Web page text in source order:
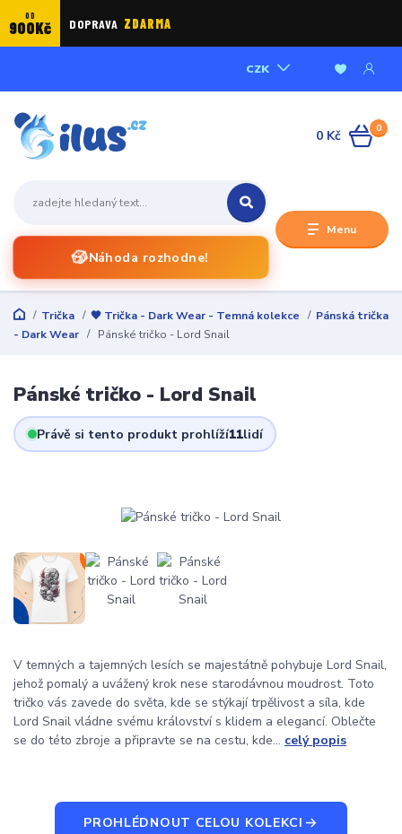
OD
900Kč DOPRAVA ZDARMA
Menu
CZK
🎲Náhoda rozhodne!
0
0 Kč
Trička 🖤 Trička - Dark Wear - Temná kolekce
Pánská trička
- Dark Wear
Pánské tričko - Lord Snail
Pánské tričko - Lord Snail
Právě si tento produkt prohlíží11lidí
V temných a tajemných lesích se majestátně pohybuje Lord Snail,
jehož pomalý a uvážený krok nese starodávnou moudrost. Toto
tričko vás zavede do světa, kde se stýkají trpělivost a síla, kde
Lord Snail vládne svému království s klidem a elegancí. Oblečte
se do této zbroje a připravte se na cestu, kde... celý popis
PROHLÉDNOUT CELOU KOLEKCI